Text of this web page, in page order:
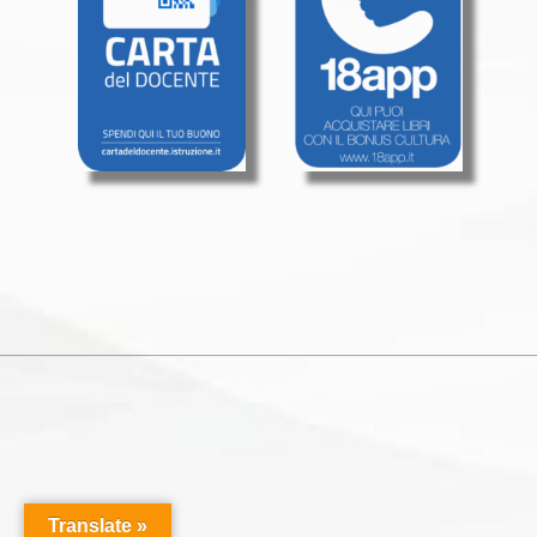
Translate »